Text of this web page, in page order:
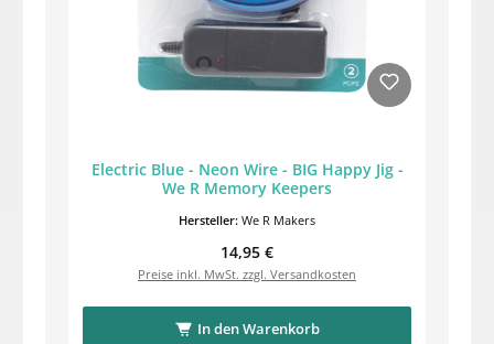
Electric Blue - Neon Wire - BIG Happy Jig -
We R Memory Keepers
Hersteller: We R Makers
Regulärer Preis:
14,95 €
Preise inkl. MwSt. zzgl. Versandkosten
In den Warenkorb